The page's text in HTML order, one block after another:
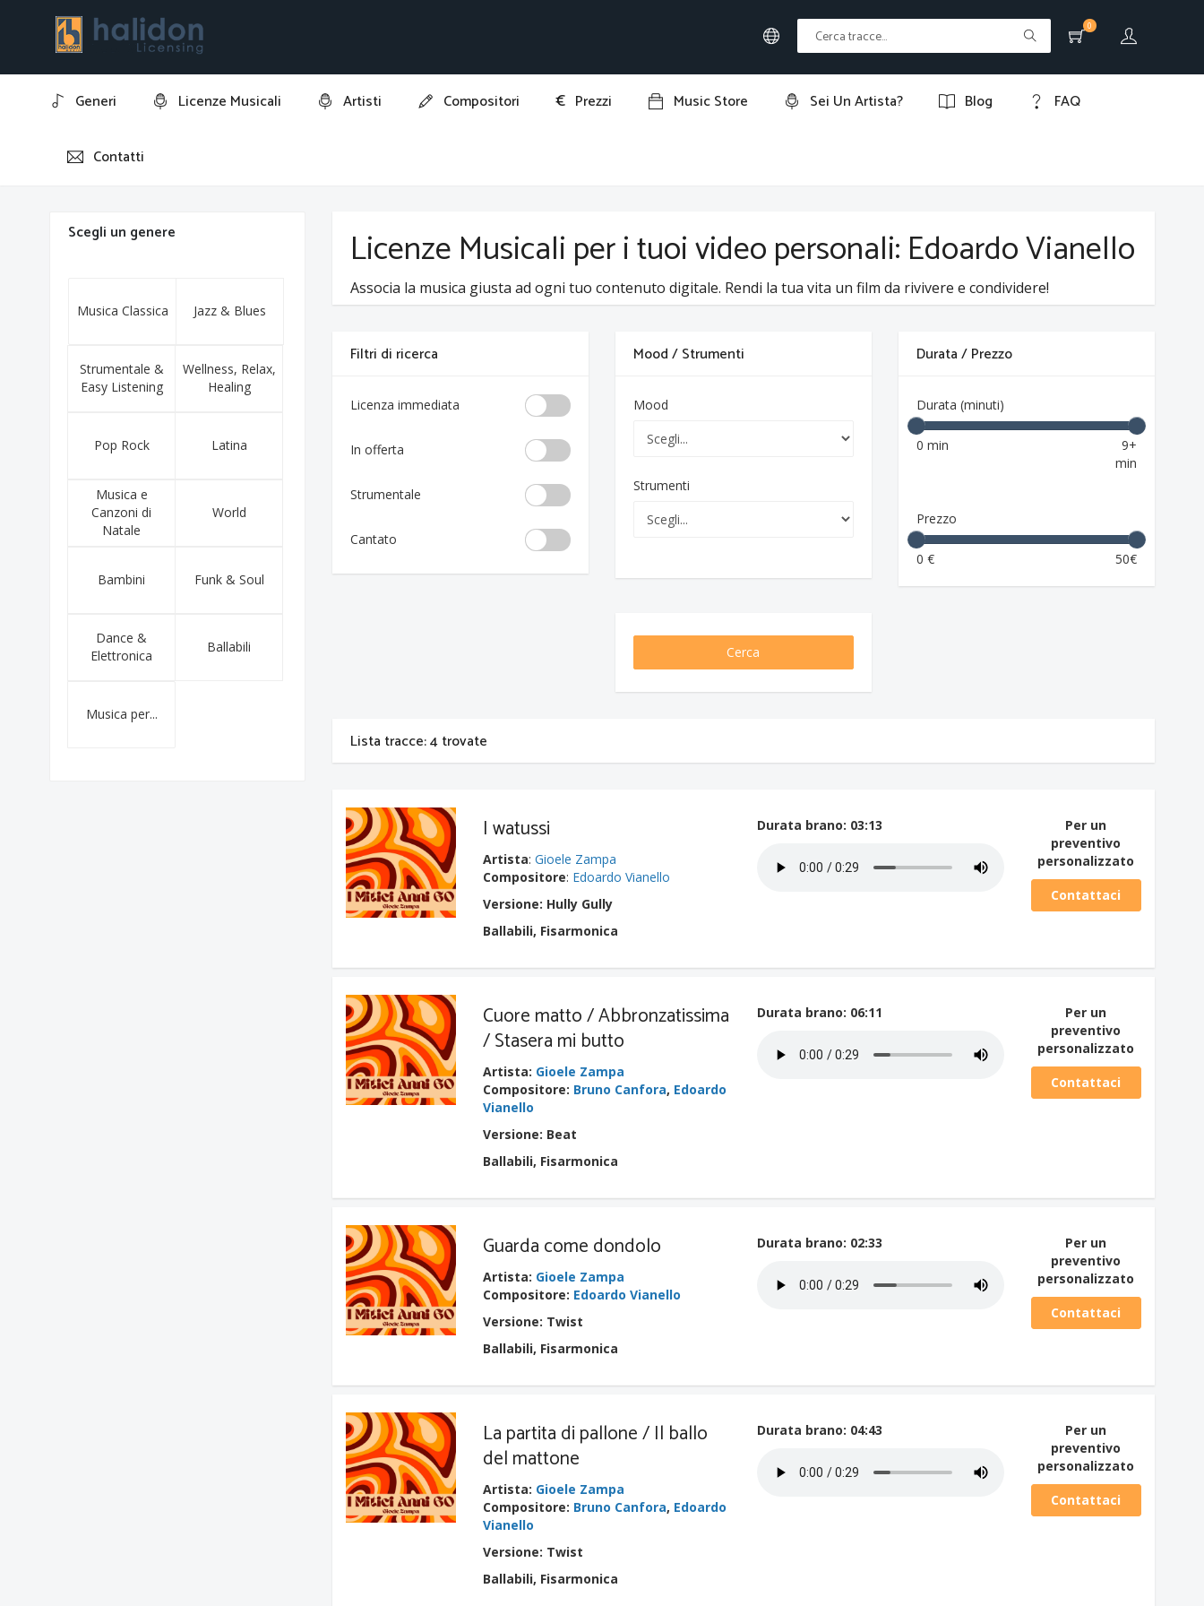
0
Generi Licenze Musicali Artisti Compositori € Prezzi Music Store Sei Un Artista? Blog FAQ
Contatti
Home Edoardo Vianello
Scegli un genere
Musica Classica Jazz & Blues
Strumentale &
Easy Listening
Wellness, Relax,
Healing
Pop Rock Latina
Musica e
Canzoni di
Natale
World
Bambini Funk & Soul
Dance &
Elettronica
Ballabili
Musica per...
Licenze Musicali per i tuoi video personali: Edoardo Vianello
Associa la musica giusta ad ogni tuo contenuto digitale. Rendi la tua vita un film da rivivere e condividere!
Filtri di ricerca
Licenza immediata
In offerta
Strumentale
Cantato
Mood / Strumenti
Mood
Strumenti
Durata / Prezzo
Durata (minuti)
0 min
9+
min
Prezzo
0 € 50€
Cerca
Lista tracce: 4 trovate
I watussi
Artista:Gioele Zampa
Compositore: Edoardo Vianello
Versione: Hully Gully
Ballabili, Fisarmonica
Durata brano: 03:13
Per un
preventivo
personalizzato
Contattaci
Cuore matto / Abbronzatissima
/ Stasera mi butto
Artista: Gioele Zampa
Compositore: Bruno Canfora, Edoardo
Vianello
Versione: Beat
Ballabili, Fisarmonica
Durata brano: 06:11
Per un
preventivo
personalizzato
Contattaci
Guarda come dondolo
Artista: Gioele Zampa
Compositore: Edoardo Vianello
Versione: Twist
Ballabili, Fisarmonica
Durata brano: 02:33
Per un
preventivo
personalizzato
Contattaci
La partita di pallone / Il ballo
del mattone
Artista: Gioele Zampa
Compositore: Bruno Canfora, Edoardo
Vianello
Versione: Twist
Ballabili, Fisarmonica
Durata brano: 04:43
Per un
preventivo
personalizzato
Contattaci